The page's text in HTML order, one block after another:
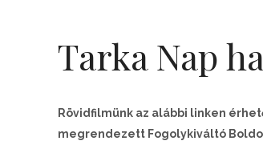
Tarka Nap
Rövidfilmünk az alábbi linken
megrendezett Fogolykiváltó